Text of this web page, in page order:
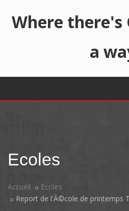
Where there's
a
Ecoles
Accueil
Ecoles
Report de l'Ã©cole de printemps